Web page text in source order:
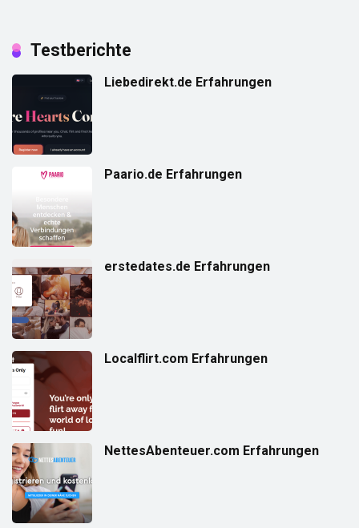
Testberichte
Liebedirekt.de Erfahrungen
Paario.de Erfahrungen
erstedates.de Erfahrungen
Localflirt.com Erfahrungen
NettesAbenteuer.com Erfahrungen